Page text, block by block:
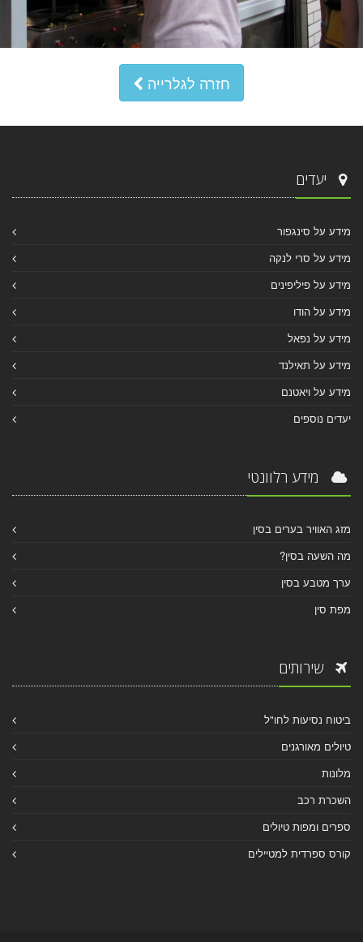
חזרה לגלרייה
יעדים
מידע על סינגפור
מידע על סרי לנקה
מידע על פיליפינים
מידע על הודו
מידע על נפאל
מידע על תאילנד
מידע על ויאטנם
יעדים נוספים
מידע רלוונטי
מזג האוויר בערים בסין
מה השעה בסין?
ערך מטבע בסין
מפת סין
שירותים
ביטוח נסיעות לחו"ל
טיולים מאורגנים
מלונות
השכרת רכב
ספרים ומפות טיולים
קורס ספרדית למטיילים